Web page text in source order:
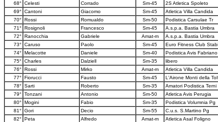
68° Celesti Corrado Sm-45
2S Atletica Spoleto
69° Cantoni Giacomo Sm-45
Atletica Villa Candida
70° Rossi Romualdo Sm-50
Podistica Carsulae Tr
71° Rosignoli Francesco Sm-45
A.s.p.a. Bastia Umbra
72° Ranocchia Gabriele Amat-m
A.s.p.a. Bastia Umbra
73° Caruso Paolo Sm-45
Euro Fitness Club
74° Melacotte Daniele Sm-40
Podistica Avis
75° Charles Dalziell Sm-35
libero
76° Rossi Mirko Amat-m
Atletica Villa Candida
77° Fiorucci Fausto Sm-45
L'Airone Monti della
78° Sarti Roberto Sm-35
Amatori Podistica Terni
79° Tonzani Antonio Sm-50
Atletica Avis Perugia
80° Mogini Fabio Sm-35
Podistica Volumnia Pg
81° Gori Decio Sm-55
C.u.s. S.Martino Pg
82° Peta Alfredo Amat-m
Atletica Asal Foligno